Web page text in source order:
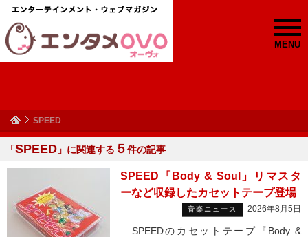
MENU
SPEED
「SPEED 」に関連する ５件の記事
SPEED「Body & Soul」リマスタ
ーなど収録したカセットテープ登場
音楽ニュース 2026年8月5日
SPEEDのカセットテープ『Body &